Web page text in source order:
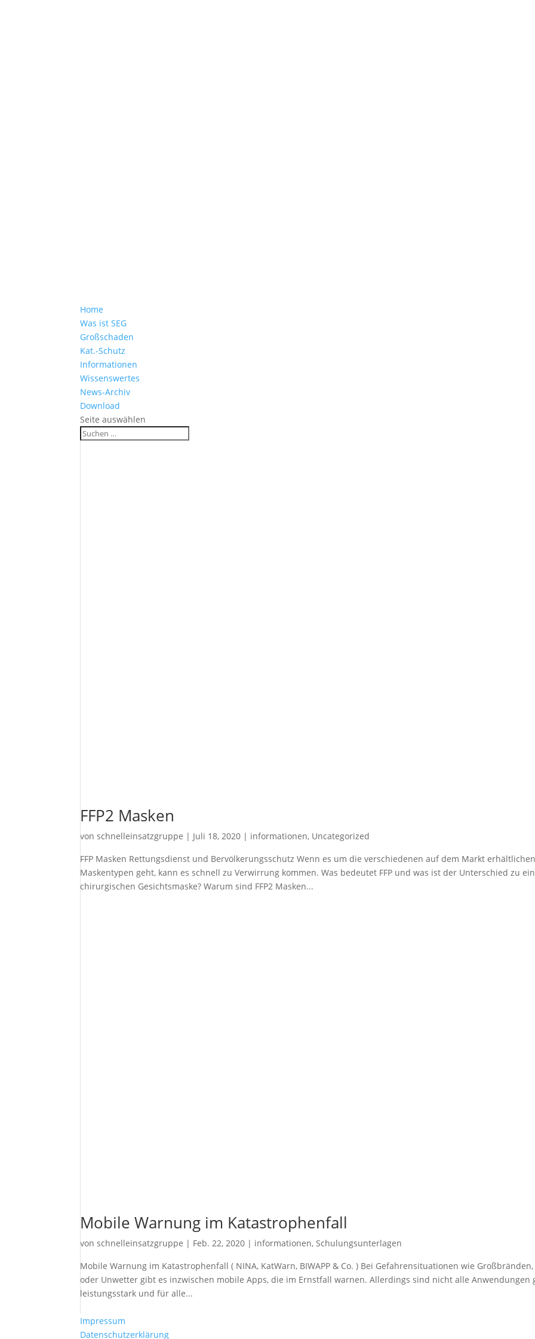
Home
Was ist SEG
Großschaden
Kat.-Schutz
Informationen
Wissenswertes
News-Archiv
Download
Seite auswählen
FFP2 Masken
vonschnelleinsatzgruppe | Juli 18, 2020 | informationen, Uncategorized
FFP Masken Rettungsdienst und Bervölkerungsschutz Wenn es um die verschiedenen auf dem Markt erhältlichen
Maskentypen geht, kann es schnell zu Verwirrung kommen. Was bedeutet FFP und was ist der Unterschied zu
chirurgischen Gesichtsmaske? Warum sind FFP2 Masken...
Mobile Warnung im Katastrophenfall
vonschnelleinsatzgruppe | Feb. 22, 2020 | informationen,Schulungsunterlagen
Mobile Warnung im Katastrophenfall ( NINA, KatWarn, BIWAPP & Co. ) Bei Gefahrensituationen wie
oder Unwetter gibt es inzwischen mobile Apps, die im Ernstfall warnen. Allerdings sind nicht alle Anwendungen
leistungsstark und für alle...
Impressum
Datenschutzerklärung